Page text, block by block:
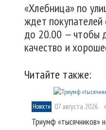
«Хлебница» по
ждет
до 20.00 — чтобы
качество и
Читайте также:
Новости 07 августа 2026
Триумф «тысячников»